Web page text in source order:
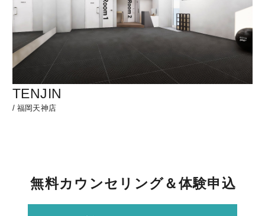
TENJIN
/福岡天神店
無料カ ウ ンセ リ ング＆体験申込